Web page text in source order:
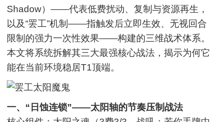
Shadow）——代表低费扰动、复制与资源再生，
以及“罢工”机制——指触发后立即生效、无视回合
限制的强力一次性效果——构建的三维战术体系。
本文将系统拆解其三大最强核心战法，揭示为何它
能在当前环境稳居T1顶端。
一、“日蚀连锁”——太阳轴的节奏压制战法